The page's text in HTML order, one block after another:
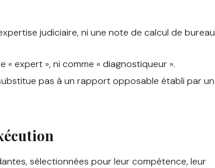
judiciaire, ni une note de calcul de bureau
expert », ni comme « diagnostiqueur ».
pas à un rapport opposable établi par un
sélectionnées pour leur compétence, leur